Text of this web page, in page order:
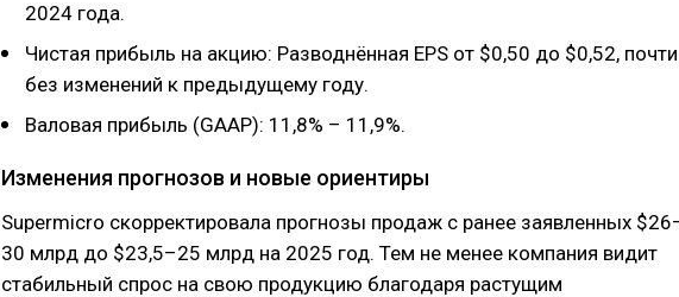
2024 года.
Чистая прибыль на акцию: Разводнённая EPS от $0,50 до $0,52, почти
без изменений к предыдущему году.
Валовая прибыль (GAAP): 11,8% – 11,9%.
Изменения прогнозов и новые ориентиры
Supermicro скорректировала прогнозы продаж с ранее заявленных
30 млрд до $23,5–25 млрд на 2025 год. Тем не менее компания видит
стабильный спрос на свою продукцию благодаря растущим